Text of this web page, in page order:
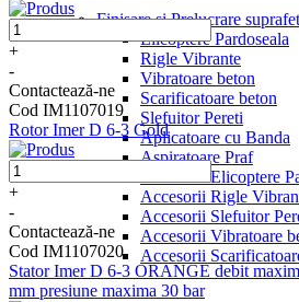
Finisare si Prelucrare
Elicoptere Pardoseala
Rigle Vibrante
Vibratoare beton
Scarificatoare beton
Slefuitor Pereti
Aplicatoare cu Banda
Aspiratoare Praf
Accesorii Elicoptere
Accesorii Rigle
Accesorii Slefuitor
Accesorii Vibratoare
Accesorii
+
-
Contactează-ne
Cod IM1107019
Rotor Imer D 6-3 Gold
+
-
Contactează-ne
Cod IM1107020
Stator Imer D 6-3 ORANGE debit
mm presiune maxima 30 bar